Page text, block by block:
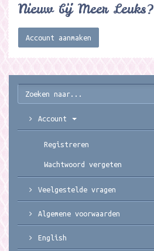
Nieuw bij Meer Leuks?
Account aanmaken
Account
Registreren
Wachtwoord vergeten
Veelgestelde vragen
Algemene voorwaarden
English